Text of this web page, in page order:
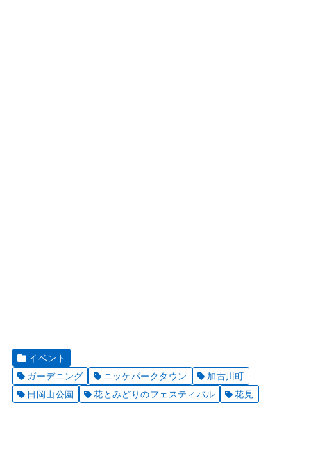
イベント
ガーデニング
ニッケパークタウン
加古川町
日岡山公園
花とみどりのフェスティバル 花見